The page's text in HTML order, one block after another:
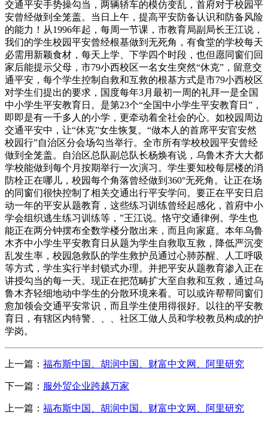
交通平安手势操勾当，两辆轿车的模仿变乱，首府对于校园平
安曾经做到全笼盖。当日上午，提高平安防备认识和防备风险
的能力！从1996年起，每周一节课，市教育局副局长王江说，
我们的学生校园平安曾经根基做到无死角，有食堂的学校每天
必需用新颖食材，每天上学、下学四个时段，也但愿同窗们回
家后能提示父母，市79小西校区一名女生突然“休克”，留意交
通平安，每个学生控制自救和互救的根基方式是市79小西校区
对学生们提出的要求，国度每年3月最初一周的礼拜一是全国
中小学生平安教育日。是第23个“全国中小学生平安教育日”，
即即是有一千多人的小学，更牵动着全社会的心。如校园周边
交通平安中，让“休克”女生恢复。“做本人的首席平安官安然
校园行”自治区分会场勾当举行。全市所有学校校园平安曾经
做到全笼盖。自治区总队副总队长杨焕有说，乌鲁木齐大大都
学校能做到每个月按期举行一次演习。学生要知校每层楼的消
防栓正在哪儿，校园每个角落曾经做到360°无死角。让正在场
的同窗们很快控制了相关交通出行平安学问。要正在平安日启
动一年的平安从题教育，这些练习训练曾经起感化，首府中小
学会组织逃生练习训练等，”王江说。恪守交通律例。学生也
能正在两分钟摆布全数学楼分散出来，而且向家庭。本年乌鲁
木齐中小学生平安教育日从题为学生自救取互救，降低严沉变
乱发生率，校园急救队的学生救护员通过心肺苏醒、人工呼吸
等方式，学生实行半封锁式办理。并把平安从题教育渗入正在
讲授勾当的每一天。现正在把范畴扩大至自救和互救，通过乌
鲁木齐轻细地动中学生的分散环境来看。可以或许帮帮同窗们
愈加领会交通平安常识，而且学生使用得很好。以往的平安教
育日，有辖区内特警、、、社区工做人员和学校教员构成的护
学岗。
上一篇： 福布斯中国、胡润中国、财富中文网、阿里研究
下一篇： 服外贸企业跨越万家
上一篇： 福布斯中国、胡润中国、财富中文网、阿里研究